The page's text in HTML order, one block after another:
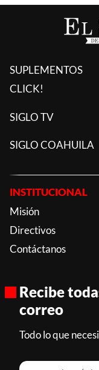
SUPLEMENTOS
CLICK!
SIGLO TV
SIGLO COAHUILA
INSTITUCIONAL
Misión
Directivos
Contáctanos
Recibe
correo
Todo lo que